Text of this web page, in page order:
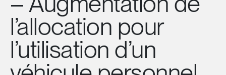
l’allocation pour
l’utilisation d’un